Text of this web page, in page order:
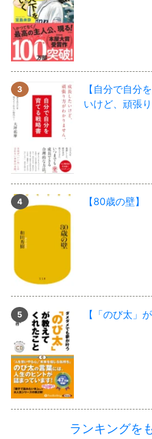
【自分で自分
いけど、頑張
【80歳の壁】
【「のび太」
ランキングを